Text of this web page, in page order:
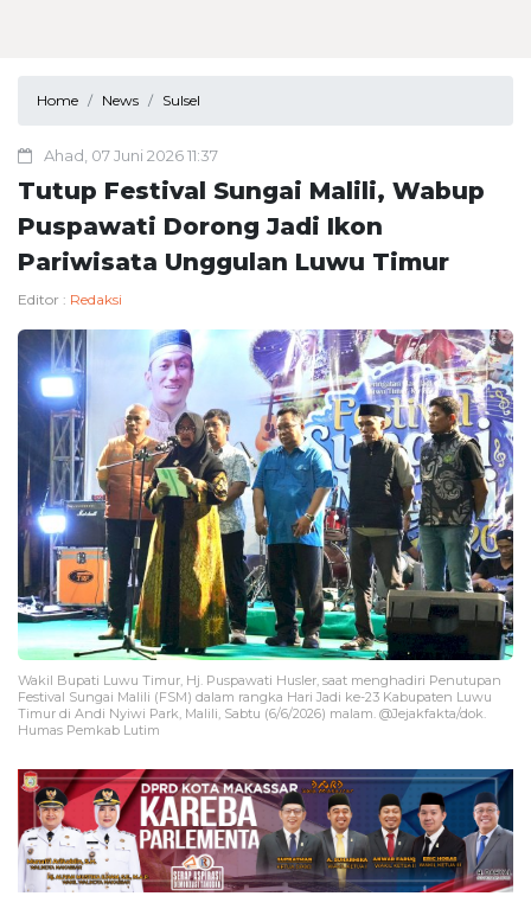
Home News Sulsel
Ahad, 07 Juni 2026 11:37
Tutup Festival Sungai Malili, Wabup
Puspawati Dorong Jadi Ikon
Pariwisata Unggulan Luwu Timur
Editor : Redaksi
Wakil Bupati Luwu Timur, Hj. Puspawati Husler, saat menghadiri Penutupan
Festival Sungai Malili (FSM) dalam rangka Hari Jadi ke-23 Kabupaten Luwu
Timur di Andi Nyiwi Park, Malili, Sabtu (6/6/2026) malam. @Jejakfakta/dok.
Humas Pemkab Lutim